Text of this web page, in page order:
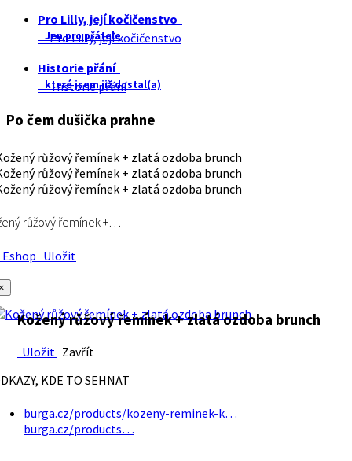
Pro Lilly, její kočičenstvo
Jen pro přátele
Pro Lilly, její kočičenstvo
Historie přání
které jsem již dostal(a)
Historie přání
Po čem dušička prahne
růžový řemínek +…
Uložit
Kožený růžový řemínek + zlatá ozdoba brunch
Uložit Zavřít
KDE TO SEHNAT
burga.cz/products/kozeny-reminek-k…
burga.cz/products…